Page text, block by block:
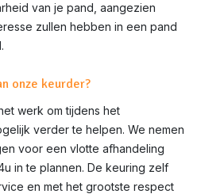
van je pand, aangezien
zullen hebben in een pand
onze keurder?
werk om tijdens het
verder te helpen. We nemen
voor een vlotte afhandeling
in te plannen. De keuring zelf
en met het grootste respect